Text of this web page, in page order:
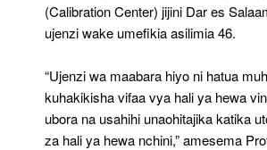
(Calibration Center) jijini Dar es
ujenzi wake umefikia asilimia 46.
“Ujenzi wa maabara hiyo ni hatua
kuhakikisha vifaa vya hali ya hewa
ubora na usahihi unaohitajika katika
za hali ya hewa nchini,” amesema